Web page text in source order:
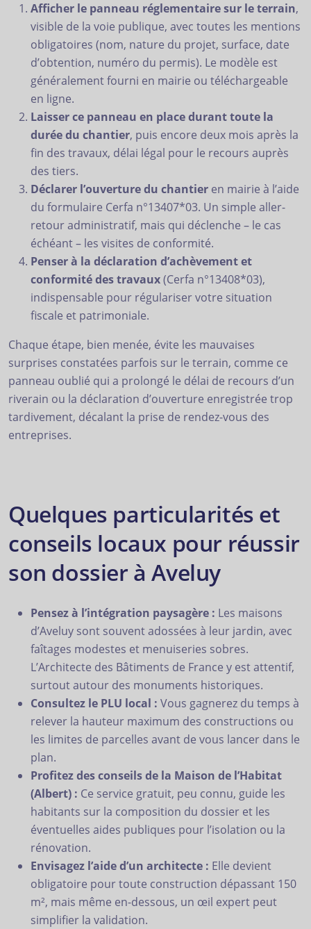
Afficher le panneau réglementaire sur le terrain,
visible de la voie publique, avec toutes les mentions
obligatoires (nom, nature du projet, surface, date
d’obtention, numéro du permis). Le modèle est
généralement fourni en mairie ou téléchargeable
en ligne.
Laisser ce panneau en place durant toute la
durée du chantier, puis encore deux mois après la
fin des travaux, délai légal pour le recours auprès
des tiers.
Déclarer l’ouverture du chantier en mairie à l’aide
du formulaire Cerfa n°13407*03. Un simple aller-
retour administratif, mais qui déclenche – le cas
échéant – les visites de conformité.
Penser à la déclaration d’achèvement et
conformité des travaux(Cerfa n°13408*03),
indispensable pour régulariser votre situation
fiscale et patrimoniale.
Chaque étape, bien menée, évite les mauvaises
surprises constatées parfois sur le terrain, comme ce
panneau oublié qui a prolongé le délai de recours d’un
riverain ou la déclaration d’ouverture enregistrée trop
tardivement, décalant la prise de rendez-vous des
entreprises.
Quelques particularités et
conseils locaux pour réussir
son dossier à Aveluy
Pensez à l’intégration paysagère : Les maisons
d’Aveluy sont souvent adossées à leur jardin, avec
faîtages modestes et menuiseries sobres.
L’Architecte des Bâtiments de France y est attentif,
surtout autour des monuments historiques.
Consultez le PLU local : Vous gagnerez du temps à
relever la hauteur maximum des constructions ou
les limites de parcelles avant de vous lancer dans le
plan.
Profitez des conseils de la Maison de l’Habitat
(Albert) : Ce service gratuit, peu connu, guide les
habitants sur la composition du dossier et les
éventuelles aides publiques pour l’isolation ou la
rénovation.
Envisagez l’aide d’un architecte : Elle devient
obligatoire pour toute construction dépassant 150
m², mais même en-dessous, un œil expert peut
simplifier la validation.